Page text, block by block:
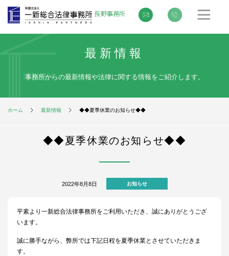
最新情報
事務所からの最新情報や法律に関する情報をご紹介します。
ホーム 最新情報 ◆◆夏季休業のお知らせ◆◆
◆◆夏季休業のお知らせ◆◆
2022年8月8日 お知らせ
平素より一新総合法律事務所をご利用いただき、誠にありがとうござ
います。​
誠に勝手ながら、弊所では下記日程を夏季休業とさせていただきま
す。